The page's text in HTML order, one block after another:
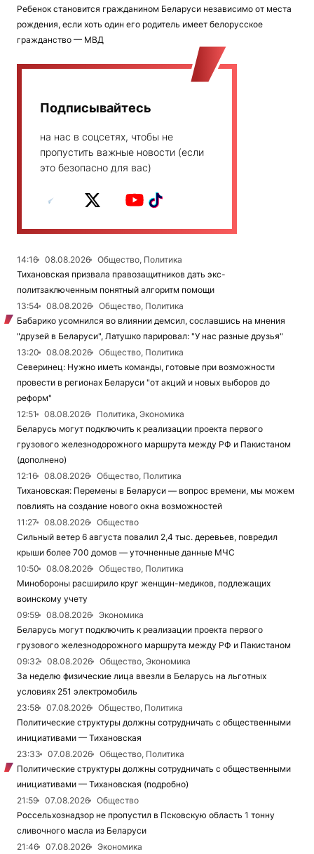
Ребенок становится гражданином Беларуси независимо от места
рождения, если хоть один его родитель имеет белорусское
гражданство — МВД
Подписывайтесь
на нас в соцсетях, чтобы не
пропустить важные новости (если
это безопасно для вас)
14:16 08.08.2026
Общество, Политика
Тихановская призвала правозащитников дать экс-
политзаключенным понятный алгоритм помощи
13:54
08.08.2026
Общество, Политика
Бабарико усомнился во влиянии демсил, сославшись на мнения
"друзей в Беларуси", Латушко парировал: "У нас разные друзья"
13:20
08.08.2026
Общество, Политика
Северинец: Нужно иметь команды, готовые при возможности
провести в регионах Беларуси "от акций и новых выборов до
реформ"
12:51
08.08.2026
Политика, Экономика
Беларусь могут подключить к реализации проекта первого
грузового железнодорожного маршрута между РФ и Пакистаном
(дополнено)
12:16
08.08.2026
Общество, Политика
Тихановская: Перемены в Беларуси — вопрос времени, мы можем
повлиять на создание нового окна возможностей
11:27
08.08.2026
Общество
Сильный ветер 6 августа повалил 2,4 тыс. деревьев, повредил
крыши более 700 домов — уточненные данные МЧС
10:50
08.08.2026
Общество, Политика
Минобороны расширило круг женщин-медиков, подлежащих
воинскому учету
09:59
08.08.2026
Экономика
Беларусь могут подключить к реализации проекта первого
грузового железнодорожного маршрута между РФ и Пакистаном
09:32
08.08.2026
Общество, Экономика
За неделю физические лица ввезли в Беларусь на льготных
условиях 251 электромобиль
23:58
07.08.2026
Общество, Политика
Политические структуры должны сотрудничать с общественными
инициативами — Тихановская
23:33
07.08.2026
Общество, Политика
Политические структуры должны сотрудничать с общественными
инициативами — Тихановская (подробно)
21:59
07.08.2026
Общество
Россельхознадзор не пропустил в Псковскую область 1 тонну
сливочного масла из Беларуси
21:46
07.08.2026
Экономика